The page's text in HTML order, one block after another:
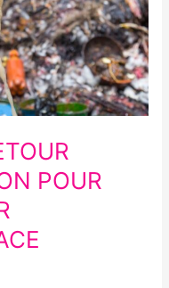
POUR